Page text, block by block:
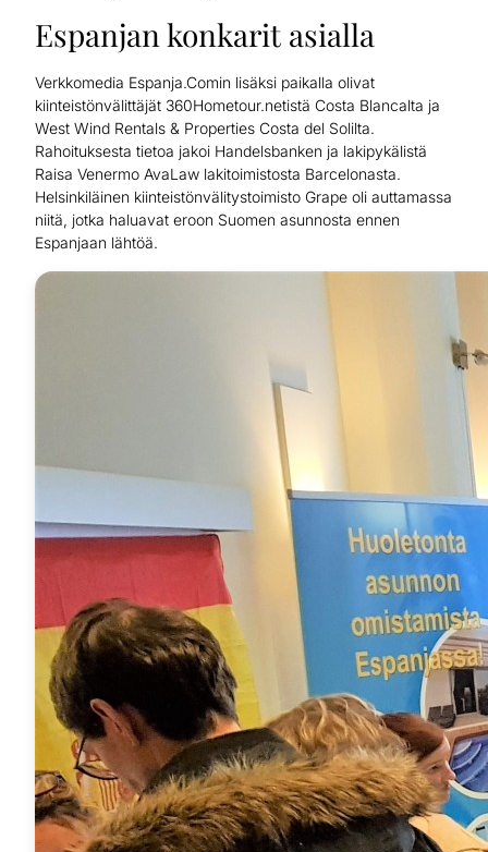
Espanjan konkarit asialla
Verkkomedia Espanja.Comin lisäksi paikalla olivat
kiinteistönvälittäjät 360Hometour.netistä Costa Blancalta ja
West Wind Rentals & Properties Costa del Solilta.
Rahoituksesta tietoa jakoi Handelsbanken ja lakipykälistä
Raisa Venermo AvaLaw lakitoimistosta Barcelonasta.
Helsinkiläinen kiinteistönvälitystoimisto Grape oli auttamassa
niitä, jotka haluavat eroon Suomen asunnosta ennen
Espanjaan lähtöä.